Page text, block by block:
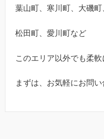
葉山町、寒川町、大磯町
松田町、愛川町など
このエリア以外でも柔軟
まずは、お気軽にお問い